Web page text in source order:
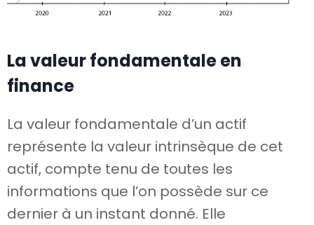
La valeur fondamentale en
finance
La valeur fondamentale d’un actif
représente la valeur intrinsèque de cet
actif, compte tenu de toutes les
informations que l’on possède sur ce
dernier à un instant donné. Elle